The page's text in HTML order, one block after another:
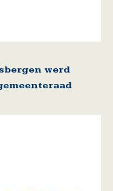
werd